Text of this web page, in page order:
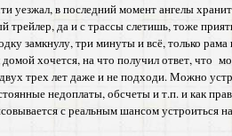
уезжал, в последний момент ангелы
да и с трассы слетишь, тоже
замкнулу, три минуты и всё, только
хочется, на что получил ответ, что
трех лет даже и не подходи. Можно
недоплаты, обсчеты и т.п. и как
с реальным шансом устроиться